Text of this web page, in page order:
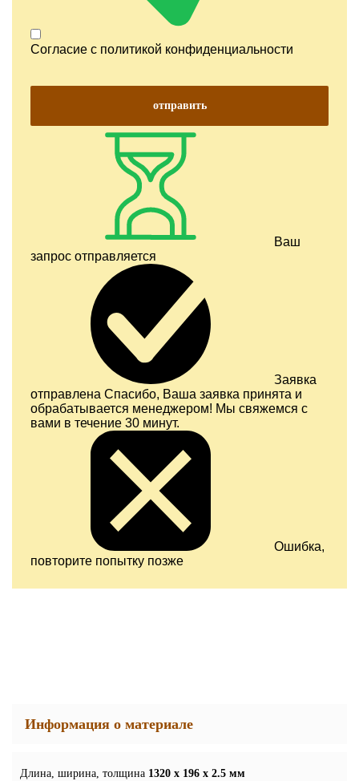
Согласие с политикой конфиденциальности
отправить
Ваш
запрос отправляется
Заявка
отправлена Спасибо, Ваша заявка принята и
обрабатывается менеджером! Мы свяжемся с
вами в течение 30 минут.
Ошибка,
повторите попытку позже
Информация о материале
Длина, ширина, толщина 1320 x 196 x 2.5 мм